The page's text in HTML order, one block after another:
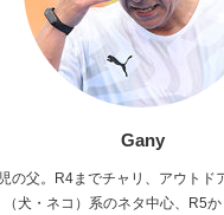
Gany
の父。R4までチャリ、アウトド
犬・ネコ）系のネタ中心、R5